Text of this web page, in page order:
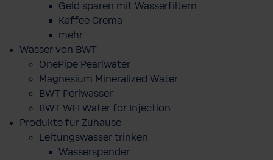
Geld sparen mit Wasserfiltern
Kaffee Crema
mehr
Wasser von BWT
OnePipe Pearlwater
Magnesium Mineralized Water
BWT Perlwasser
BWT WFI Water for Injection
Produkte für Zuhause
Leitungswasser trinken
Wasserspender